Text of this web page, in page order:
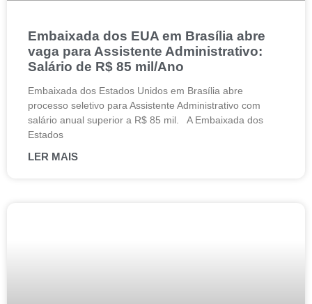
Embaixada dos EUA em Brasília abre
vaga para Assistente Administrativo:
Salário de R$ 85 mil/Ano
Embaixada dos Estados Unidos em Brasília abre
processo seletivo para Assistente Administrativo com
salário anual superior a R$ 85 mil. A Embaixada dos
Estados
LER MAIS